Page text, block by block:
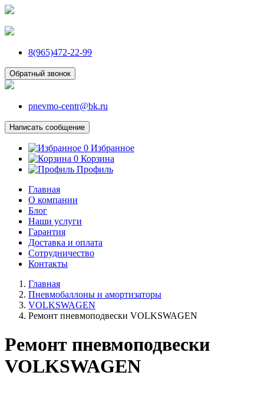
8(965)472-22-99
Обратный звонок
pnevmo-centr@bk.ru
Написать сообщение
0 Избранное
0 Корзина
Профиль
Главная
О компании
Блог
Наши услуги
Гарантия
Доставка и оплата
Сотрудничество
Контакты
Главная
Пневмобаллоны и амортизаторы
VOLKSWAGEN
Ремонт пневмоподвески VOLKSWAGEN
Ремонт пневмоподвески
VOLKSWAGEN